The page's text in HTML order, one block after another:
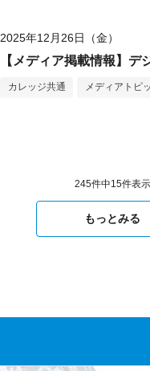
2025年12月26日（金）
【メディア掲載情報】デ
カレッジ共通 メディアトピ
245件中15件表示
もっとみる